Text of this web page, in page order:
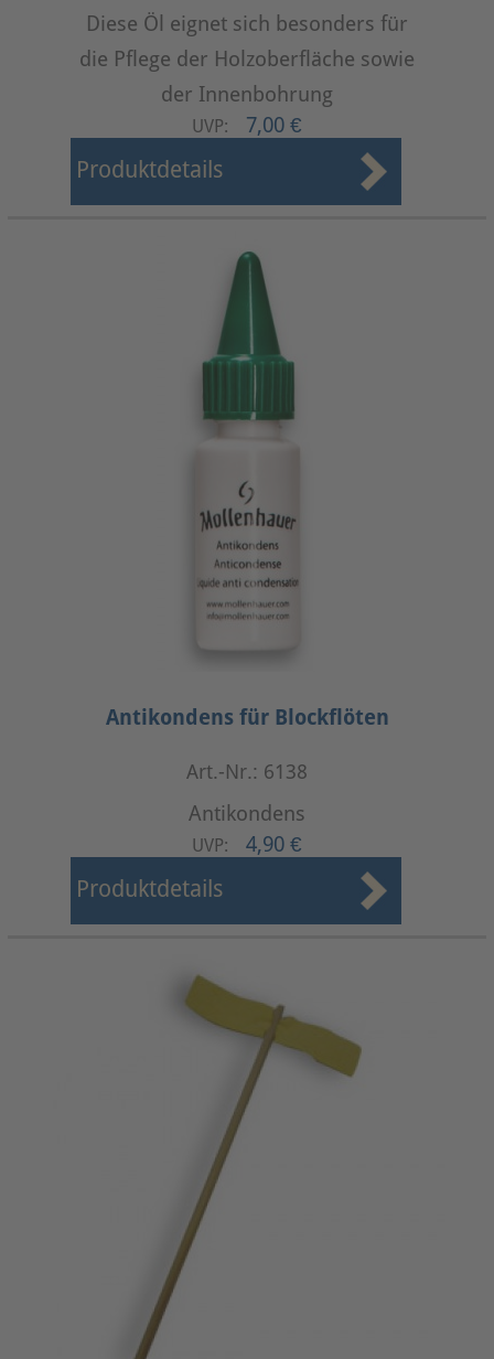
Diese Öl eignet sich besonders für
die Pflege der Holzoberfläche sowie
der Innenbohrung
UVP: 7,00 €
Produktdetails
Antikondens für Blockflöten
Art.-Nr.: 6138
Antikondens
UVP: 4,90 €
Produktdetails